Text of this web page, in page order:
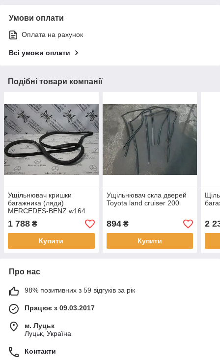
Умови оплати
Оплата на рахунок
Всі умови оплати
Подібні товари компанії
Ущільнювач кришки
багажника (ляди)
MERCEDES-BENZ w164
ml-class
1 788 ₴
Купити
Ущільнювач скла дверей
Toyota land cruiser 200
894₴
Купити
2
Про нас
98% позитивних з 59 відгуків за рік
Працює з 09.03.2017
м. Луцьк
Луцьк, Україна
Контакти